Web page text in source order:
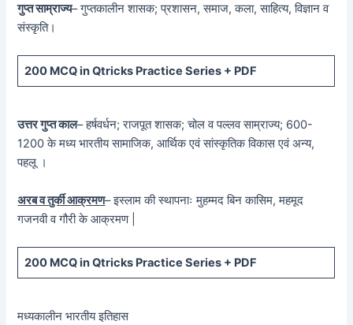
गुप्त साम्राज्य– गुप्तकालीन शासक; प्रशासन, समाज, कला, साहित्य, विज्ञान व
संस्कृति।
200 MCQ in Qtricks Practice Series + PDF
उत्तर गुप्त काल– हर्षवर्धन; राजपूत शासक; चोल व पल्लव साम्राज्य; 600-
1200 के मध्य भारतीय सामाजिक, आर्थिक एवं सांस्कृतिक विकास एवं अन्य,
पहलू ।
अरब व तुर्की आक्रमण– इस्लाम की स्थापनाः मुहम्मद बिन कासिम, महमूद
गजनवी व गौरी के आक्रमण |
200 MCQ in Qtricks Practice Series + PDF
मध्यकालीन भारतीय इतिहास